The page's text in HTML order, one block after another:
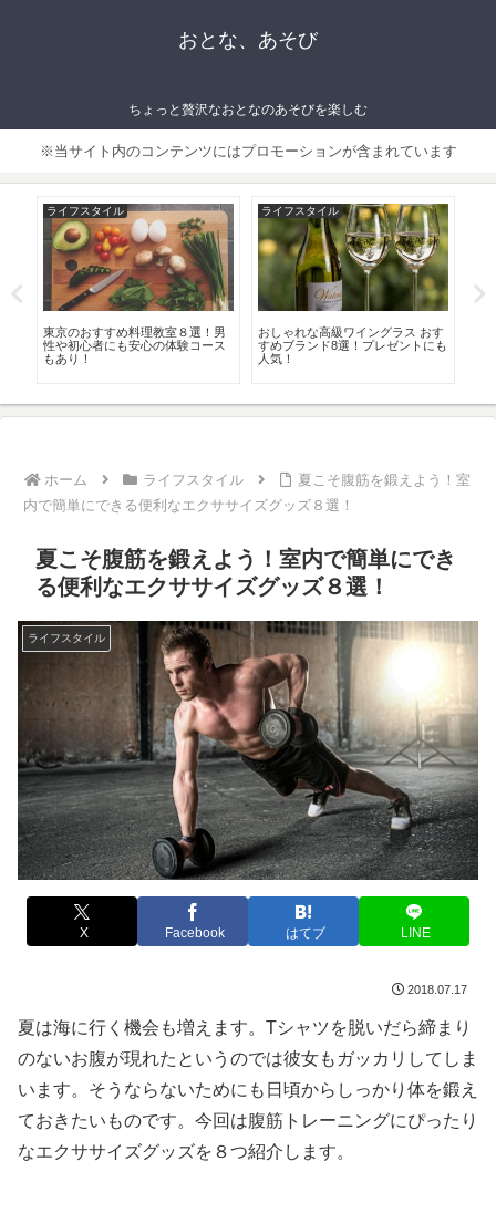
おとな、あそび
ちょっと贅沢なおとなのあそびを楽しむ
※当サイト内のコンテンツにはプロモーションが含まれています
ライフスタイル
東京のおすすめ料理教室８選！男
性や初心者にも安心の体験コース
もあり！
ライフスタイル
おしゃれな高級ワイングラス おす
すめブランド8選！プレゼントにも
人気！
ホーム ライフスタイル
夏こそ腹筋を鍛えよう！室
内で簡単にできる便利なエクササイズグッズ８選！
夏こそ腹筋を鍛えよう！室内で簡単にでき
る便利なエクササイズグッズ８選！
ライフスタイル
X Facebook はてブ LINE
2018.07.17
夏は海に行く機会も増えます。Tシャツを脱いだら締まり
のないお腹が現れたというのでは彼女もガッカリしてしま
います。そうならないためにも日頃からしっかり体を鍛え
ておきたいものです。今回は腹筋トレーニングにぴったり
なエクササイズグッズを８つ紹介します。